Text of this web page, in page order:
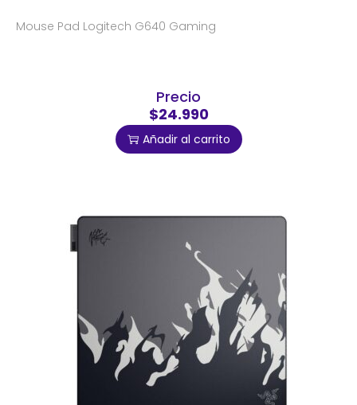
Mouse Pad Logitech G640 Gaming
Precio
$24.990
Añadir al carrito